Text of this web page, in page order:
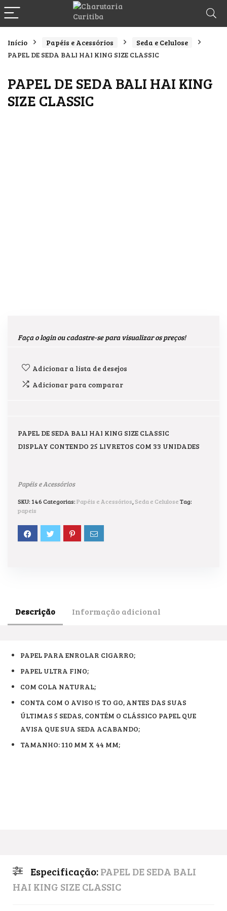
Início Papéis e Acessórios
Seda e Celulose
PAPEL DE SEDA BALI HAI KING SIZE CLASSIC
PAPEL DE SEDA BALI HAI KING
SIZE CLASSIC
Faça o login ou cadastre-se para visualizar os preços!
Adicionar a lista de desejos
Adicionar para comparar
PAPEL DE SEDA BALI HAI KING SIZE CLASSIC
DISPLAY CONTENDO 25 LIVRETOS COM 33 UNIDADES
Papéis e Acessórios
SKU: 146Categorias:Papéis e Acessórios Seda e CeluloseTag:
papeis
Descrição Informação adicional
PAPEL PARA ENROLAR CIGARRO;
PAPEL ULTRA FINO;
COM COLA NATURAL;
CONTA COM O AVISO !5 TO GO, ANTES DAS SUAS
ÚLTIMAS 5 SEDAS, CONTÉM O CLÁSSICO PAPEL QUE
AVISA QUE SUA SEDA ACABANDO;
TAMANHO: 110 MM X 44 MM;
Especificação:PAPEL DE SEDA BALI
HAI KING SIZE CLASSIC